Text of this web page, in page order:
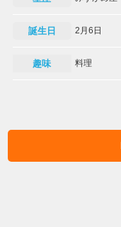
誕生日 2月6日
趣味 料理